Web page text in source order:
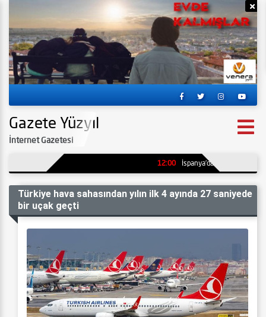
Gazete Yüzyıl
İnternet Gazetesi
12:00 İspanya’da kömür
Türkiye hava sahasından yılın ilk 4 ayında 27 saniyede
bir uçak geçti